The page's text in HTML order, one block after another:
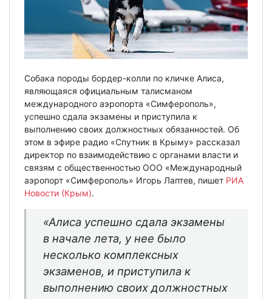
Собака породы бордер-колли по кличке Алиса,
являющаяся официальным талисманом
международного аэропорта «Симферополь»,
успешно сдала экзамены и приступила к
выполнению своих должностных обязанностей. Об
этом в эфире радио «Спутник в Крыму» рассказал
директор по взаимодействию с органами власти и
связям с общественностью ООО «Международный
аэропорт «Симферополь» Игорь Лаптев, пишет РИА
Новости (Крым).
«Алиса успешно сдала экзамены
в начале лета, у нее было
несколько комплексных
экзаменов, и приступила к
выполнению своих должностных